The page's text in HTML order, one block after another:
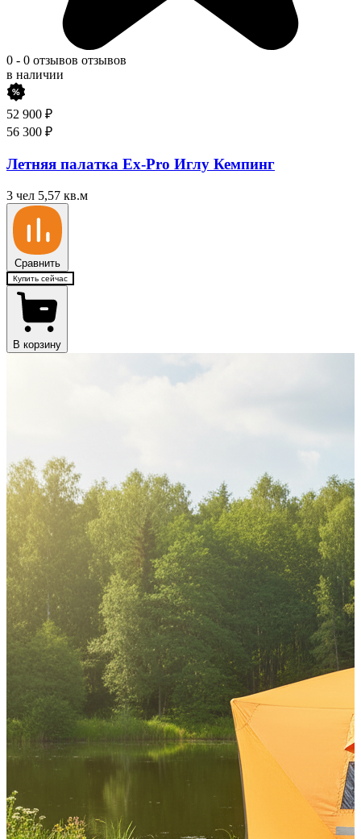
0 - 0 отзывов отзывов
в наличии
52 900 ₽
56 300 ₽
Летняя палатка Ex-Pro Иглу Кемпинг
3 чел 5,57 кв.м
Сравнить
Купить сейчас
В корзину